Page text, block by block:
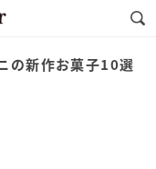
の新作お菓子10選